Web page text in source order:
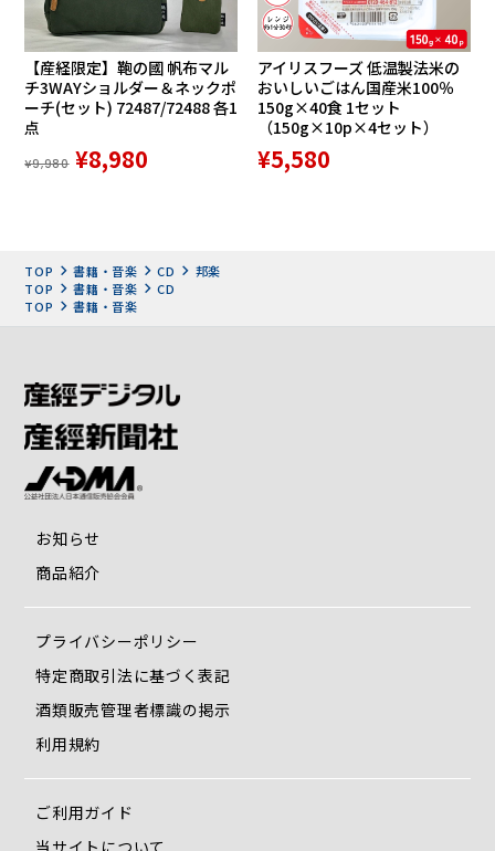
１．かげろう
２．ふたりの絆
３．恋酔酒（こよいざけ）
４．流氷恋唄
６．曼珠沙華（まんじゅうしゃ
か）
８．雪荒野
９．港子守歌
１０．宵待草
１１．無情の酒
１３．夾竹桃（きょうちくとう）
１４．心の襞
１５．忘却の雨
１６．最後の恋物語（W/五木ひ
【産経限定】鞄の國 帆布マル
チ3WAYショルダー＆ネックポ
ーチ(セット) 72487/72488 各1
点
¥9,980 ¥8,980
アイリスフーズ 低温製法米の
おいしいごはん国産米100％
150g×40食 1セット
（150g×10p×4セット）
¥5,580
TOP 書籍・音楽 CD
邦楽
TOP
書籍・音楽
CD
TOP
書籍・音楽
お知らせ
商品紹介
プライバシーポリシー
特定商取引法に基づく表記
酒類販売管理者標識の掲示
利用規約
ご利用ガイド